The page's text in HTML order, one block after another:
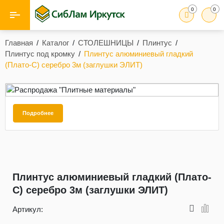
Назад
Кухонные мойки
Столешницы/Плинтуса
ЛДСП
Фурнитура
ДСП
МДФ
0 0
Главная / Каталог / СТОЛЕШНИЦЫ / Плинтус /
Плинтус под кромку / Плинтус алюминиевый гладкий
(Плато-С) серебро 3м (заглушки ЭЛИТ)
Подробнее
Плинтус алюминиевый гладкий (Плато-
С) серебро 3м (заглушки ЭЛИТ)
Артикул: